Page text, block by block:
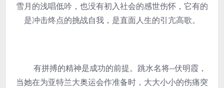
雪月的浅唱低吟，也没有初入社会的感世伤怀，它有的
是冲击终点的挑战自我，是直面人生的引亢高歌。
有拼搏的精神是成功的前提。跳水名将--伏明霞，
当她在为亚特兰大奥运会作准备时，大大小小的伤痛突